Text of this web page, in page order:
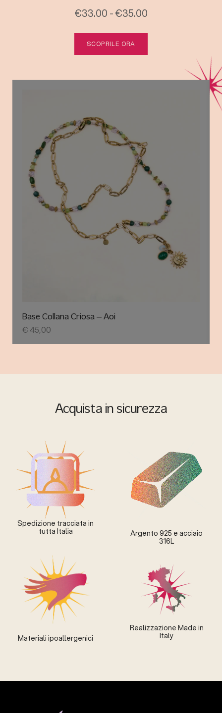
Base Collana Criosa – Aoi
€ 45,00
€33.00 - €35.00
SCOPRILE ORA
Acquista in sicurezza
Spedizione tracciata in
tutta Italia
Argento 925 e acciaio
316L
Materiali ipoallergenici
Realizzazione Made in
Italy